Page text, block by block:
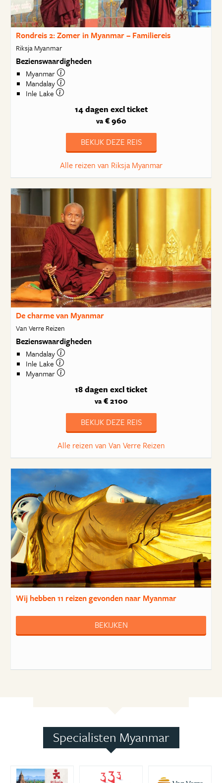
Rondreis 2: Zomer in Myanmar – Familiereis
Riksja Myanmar
Bezienswaardigheden
Myanmar
Mandalay
Inle Lake
14 dagen excl ticket
va€ 960
BEKIJK DEZE REIS
Alle reizen van Riksja Myanmar
De charme van Myanmar
Van Verre Reizen
Bezienswaardigheden
Mandalay
Inle Lake
Myanmar
18 dagen excl ticket
va€ 2100
BEKIJK DEZE REIS
Alle reizen van Van Verre Reizen
Wij hebben11 reizengevonden naar Myanmar
BEKIJKEN
Specialisten Myanmar